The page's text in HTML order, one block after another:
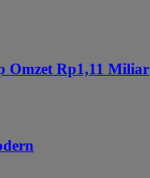
Omzet Rp1,11 Miliar